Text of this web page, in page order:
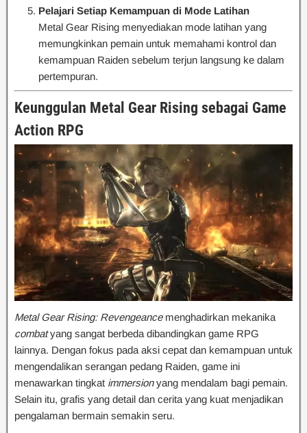
Pelajari Setiap Kemampuan di Mode Latihan
Metal Gear Rising menyediakan mode latihan yang
memungkinkan pemain untuk memahami kontrol dan
kemampuan Raiden sebelum terjun langsung ke dalam
pertempuran.
Keunggulan Metal Gear Rising sebagai Game
Action RPG
Metal Gear Rising: Revengeancemenghadirkan mekanika
combatyang sangat berbeda dibandingkan game RPG
lainnya. Dengan fokus pada aksi cepat dan kemampuan untuk
mengendalikan serangan pedang Raiden, game ini
menawarkan tingkat immersionyang mendalam bagi pemain.
Selain itu, grafis yang detail dan cerita yang kuat menjadikan
pengalaman bermain semakin seru.